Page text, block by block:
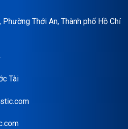
Thới An, Thành phố Hồ Chí
Tài